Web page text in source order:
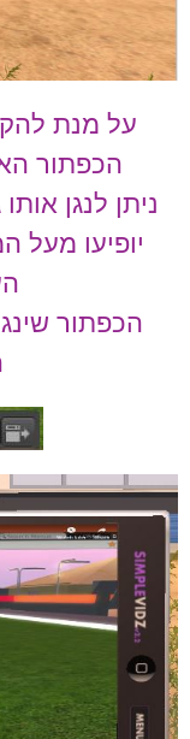
על מנת
הכפתור
ניתן לנגן
יופיעו
הכפתור